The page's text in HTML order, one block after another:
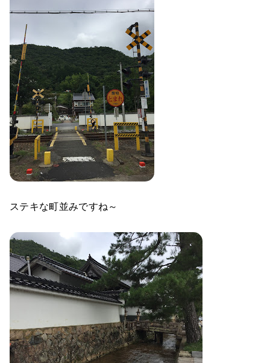
ステキな町並みですね～